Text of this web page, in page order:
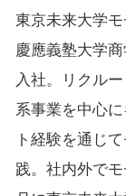
東京未来大学
慶應義塾大学
入社。リクル
系事業を中心
ト経験を通じ
践。社内外で